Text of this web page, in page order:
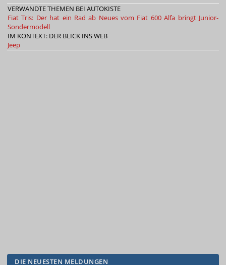
VERWANDTE THEMEN BEI AUTOKISTE
Fiat Tris: Der hat ein Rad ab Neues vom Fiat 600 Alfa bringt Junior-
Sondermodell
IM KONTEXT: DER BLICK INS WEB
Jeep
DIE NEUESTEN MELDUNGEN